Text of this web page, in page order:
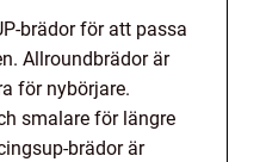
brädor för att passa
Allroundbrädor är
för nybörjare.
smalare för längre
brädor är